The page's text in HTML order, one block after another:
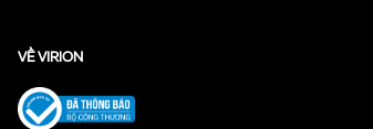
VỀ VIRION